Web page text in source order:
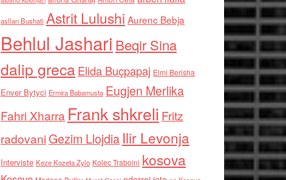
asllan Bushati Astrit Lulushi Aurenc Bebja
Behlul Jashari Beqir Sina
dalip grecaElida Buçpapaj Elmi Berisha
Enver Bytyci Ermira Babamusta Eugjen Merlika
Fahri Xharra Frank shkreli Fritz
radovaniGezim Llojdia Ilir Levonja
Interviste Keze Kozeta Zylo Kolec Traboini kosova